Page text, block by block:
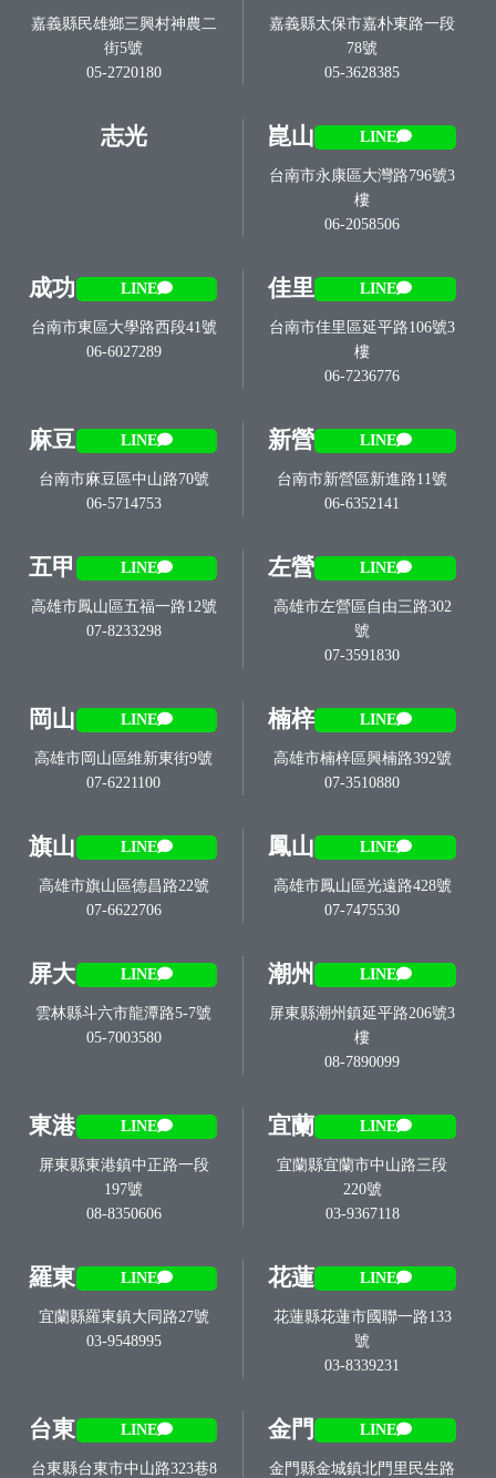
嘉義縣民雄鄉三興村神農二
街5號
05-2720180
嘉義縣太保市嘉朴東路一段
78號
05-3628385
志光 崑山 LINE
台南市永康區大灣路796號3
樓
06-2058506
成功 LINE
台南市東區大學路西段41號
06-6027289
佳里 LINE
台南市佳里區延平路106號3
樓
06-7236776
麻豆 LINE
台南市麻豆區中山路70號
06-5714753
新營 LINE
台南市新營區新進路11號
06-6352141
五甲 LINE
高雄市鳳山區五福一路12號
07-8233298
左營 LINE
高雄市左營區自由三路302
號
07-3591830
岡山 LINE
高雄市岡山區維新東街9號
07-6221100
楠梓 LINE
高雄市楠梓區興楠路392號
07-3510880
旗山 LINE
高雄市旗山區德昌路22號
07-6622706
鳳山 LINE
高雄市鳳山區光遠路428號
07-7475530
屏大 LINE
雲林縣斗六市龍潭路5-7號
05-7003580
潮州 LINE
屏東縣潮州鎮延平路206號3
樓
08-7890099
東港 LINE
屏東縣東港鎮中正路一段
197號
08-8350606
宜蘭 LINE
宜蘭縣宜蘭市中山路三段
220號
03-9367118
羅東 LINE
宜蘭縣羅東鎮大同路27號
03-9548995
花蓮 LINE
花蓮縣花蓮市國聯一路133
號
03-8339231
台東 LINE
台東縣台東市中山路323巷8
金門 LINE
金門縣金城鎮北門里民生路